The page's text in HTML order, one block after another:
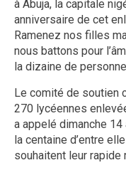
à Abuja, la capitale
anniversaire de cet
Ramenez nos filles
nous battons pour
la dizaine de
Le comité de soutien
270 lycéennes
a appelé dimanche
la centaine d’entre
souhaitent leur rapide